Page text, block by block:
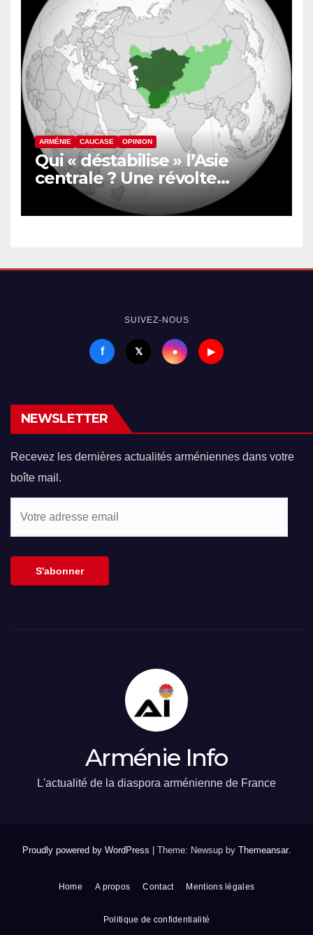
ARMÉNIE CAUCASE OPINION
Qui « déstabilise » l’Asie
centrale ? Une révolte
inquiète le nord de
l’Afghanistan
SUIVEZ-NOUS
f 𝕏 ● ▶
NEWSLETTER
Recevez les dernières actualités arméniennes dans votre
boîte mail.
S'abonner
Arménie Info
L'actualité de la diaspora arménienne de France
Proudly powered by WordPress Theme: Newsup by Themeansar.
Home A propos Contact Mentions légales
Politique de confidentialité